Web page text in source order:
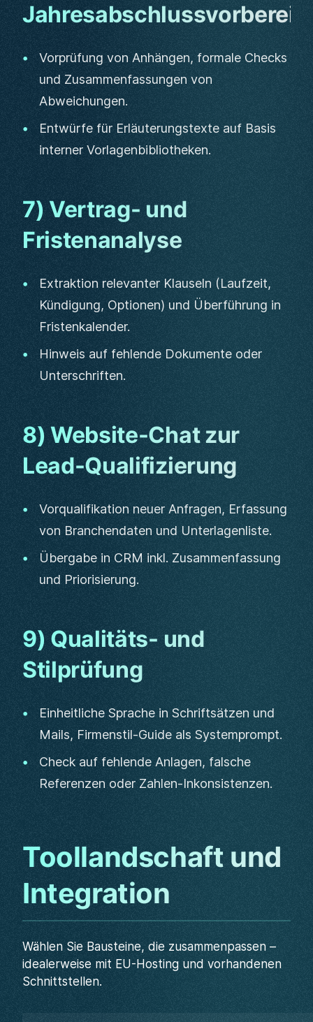
Vorprüfung von Anhängen, formale Checks
und Zusammenfassungen von
Abweichungen.
Entwürfe für Erläuterungstexte auf Basis
interner Vorlagenbibliotheken.
7) Vertrag- und
Fristenanalyse
Extraktion relevanter Klauseln (Laufzeit,
Kündigung, Optionen) und Überführung in
Fristenkalender.
Hinweis auf fehlende Dokumente oder
Unterschriften.
8) Website-Chat zur
Lead-Qualifizierung
Vorqualifikation neuer Anfragen, Erfassung
von Branchendaten und Unterlagenliste.
Übergabe in CRM inkl. Zusammenfassung
und Priorisierung.
9) Qualitäts- und
Stilprüfung
Einheitliche Sprache in Schriftsätzen und
Mails, Firmenstil-Guide als Systemprompt.
Check auf fehlende Anlagen, falsche
Referenzen oder Zahlen-Inkonsistenzen.
Toollandschaft und
Integration
Wählen Sie Bausteine, die zusammenpassen –
idealerweise mit EU-Hosting und vorhandenen
Schnittstellen.